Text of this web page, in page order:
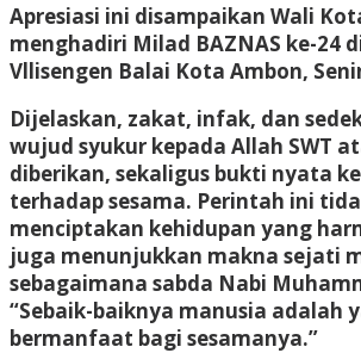
Apresiasi ini disampaikan Wali
menghadiri Milad BAZNAS ke-24
Vllisengen Balai Kota Ambon,
Dijelaskan, zakat, infak, dan
wujud syukur kepada Allah SWT
diberikan, sekaligus bukti nyata
terhadap sesama. Perintah ini
menciptakan kehidupan yang
juga menunjukkan makna sejati
sebagaimana sabda Nabi
“Sebaik-baiknya manusia adalah
bermanfaat bagi sesamanya.”